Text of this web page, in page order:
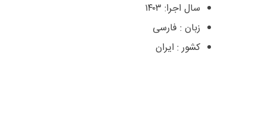
سال اجرا: ۱۴۰۳
زبان : فارسی
کشور : ایران